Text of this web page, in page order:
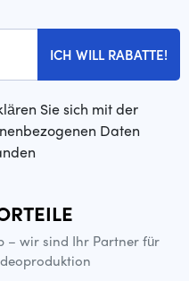
ICH WILL RABATTE!
Sie sich mit der
Daten
– wir sind Ihr Partner für